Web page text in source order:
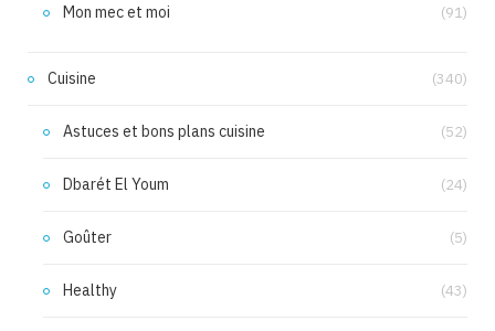
Mon mec et moi (91)
Cuisine (340)
Astuces et bons plans cuisine (52)
Dbarét El Youm (24)
Goûter (5)
Healthy (43)